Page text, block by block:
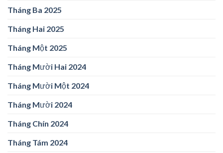
Tháng Ba 2025
Tháng Hai 2025
Tháng Một 2025
Tháng Mười Hai 2024
Tháng Mười Một 2024
Tháng Mười 2024
Tháng Chín 2024
Tháng Tám 2024